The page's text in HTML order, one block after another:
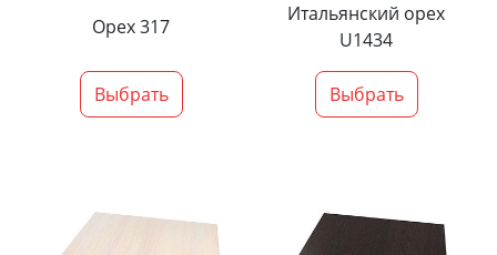
Орех 317
Выбрать
Итальянский орех
U1434
Выбрать